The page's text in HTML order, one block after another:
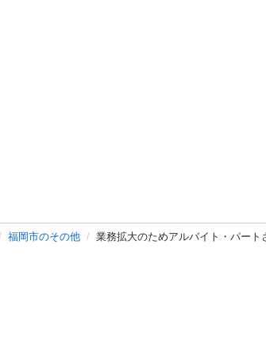
福岡市のその他 業務拡大のためアルバイト・パート